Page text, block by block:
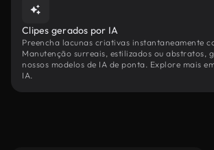
Clipes gerados por IA
Preencha lacunas criativas instantaneamente
Manutenção surreais, estilizados ou abstratos,
nossos modelos de IA de ponta. Explore mais
IA.